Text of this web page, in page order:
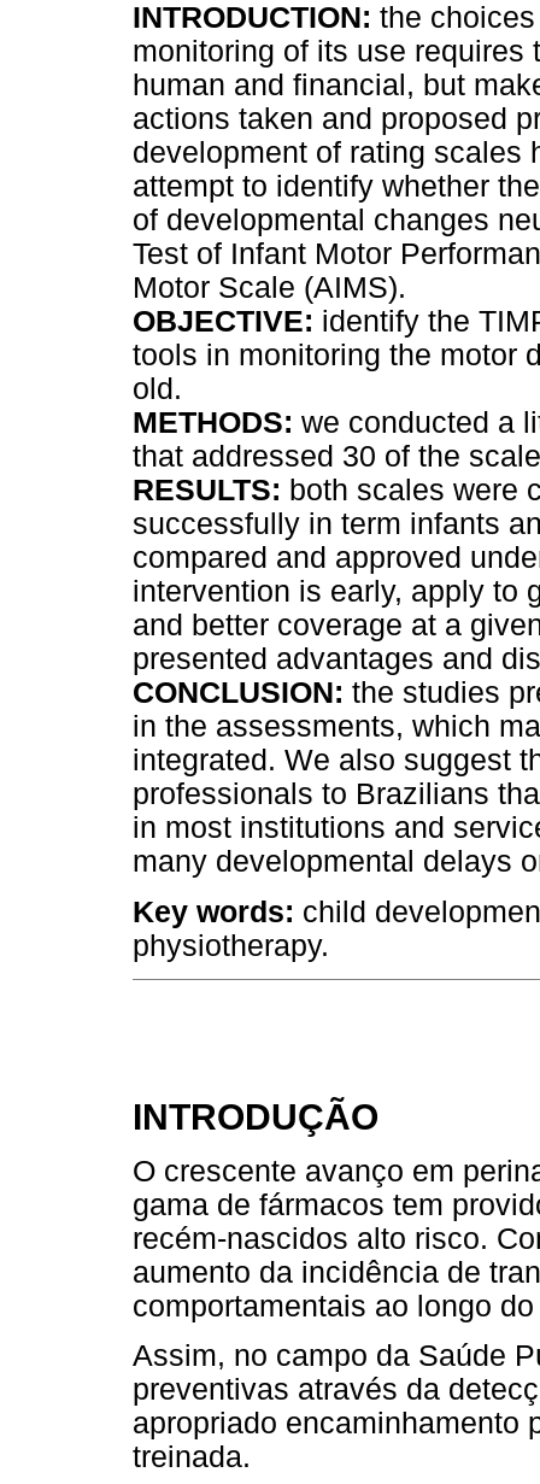
INTRODUCTION: the
monitoring of its use
human and financial, but
actions taken and proposed
development of rating scales
attempt to identify whether
of developmental changes
Test of Infant Motor
Motor Scale (AIMS).
OBJECTIVE: identify the
tools in monitoring the motor
old.
METHODS: we conducted a
that addressed 30 of the
RESULTS: both scales were
successfully in term infants
compared and approved
intervention is early, apply to
and better coverage at a
presented advantages and
CONCLUSION: the studies
in the assessments, which
integrated. We also suggest
professionals to Brazilians
in most institutions and
many developmental delays
Key words: child
physiotherapy.
INTRODUÇÃO
O crescente avanço em
gama de fármacos tem
recém-nascidos alto risco.
aumento da incidência de
comportamentais ao longo
Assim, no campo da Saúde
preventivas através da
apropriado encaminhamento
treinada.